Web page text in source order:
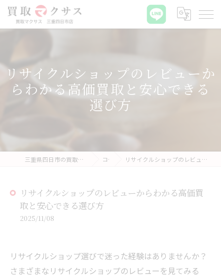
リサイクルショップのレビューか
らわかる高価買取と安心できる
選び方
三重県四日市の買取なら買取マクサス 三重四日市店 コラム リサイクルショップのレビューからわかる高価買取と安心できる選び方
リサイクルショップのレビューからわかる高価買
取と安心できる選び方
2025/11/08
リサイクルショップ選びで迷った経験はありませんか？
さまざまなリサイクルショップのレビューを見てみる